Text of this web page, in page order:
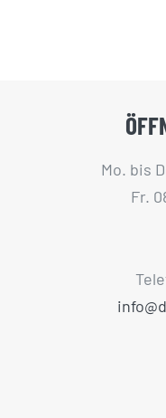
Mo. bis
Fr.